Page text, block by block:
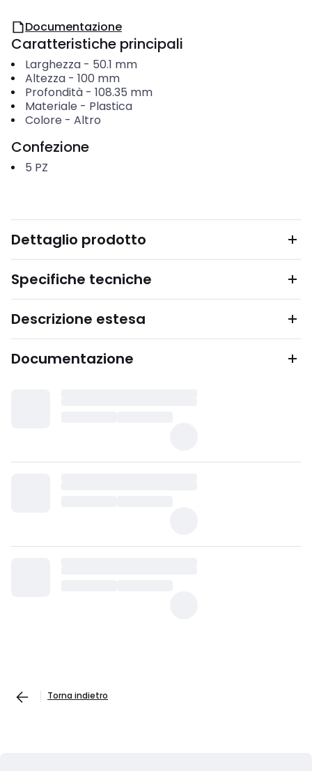
Documentazione
Caratteristiche principali
Larghezza- 50.1 mm
Altezza- 100 mm
Profondità- 108.35 mm
Materiale - Plastica
Colore - Altro
Confezione
5 PZ
Dettaglio prodotto
Specifiche tecniche
Descrizione estesa
Documentazione
Torna indietro